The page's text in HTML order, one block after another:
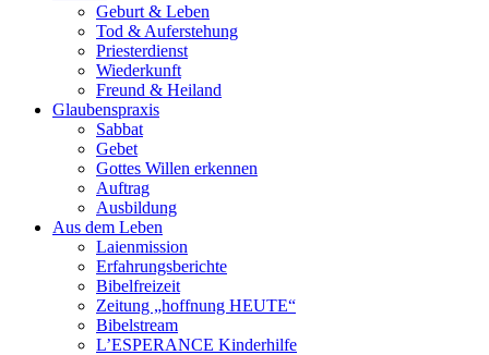
Geburt & Leben
Tod & Auferstehung
Priesterdienst
Wiederkunft
Freund & Heiland
Glaubenspraxis
Sabbat
Gebet
Gottes Willen erkennen
Auftrag
Ausbildung
Aus dem Leben
Laienmission
Erfahrungsberichte
Bibelfreizeit
Zeitung „hoffnung HEUTE“
Bibelstream
L’ESPERANCE Kinderhilfe